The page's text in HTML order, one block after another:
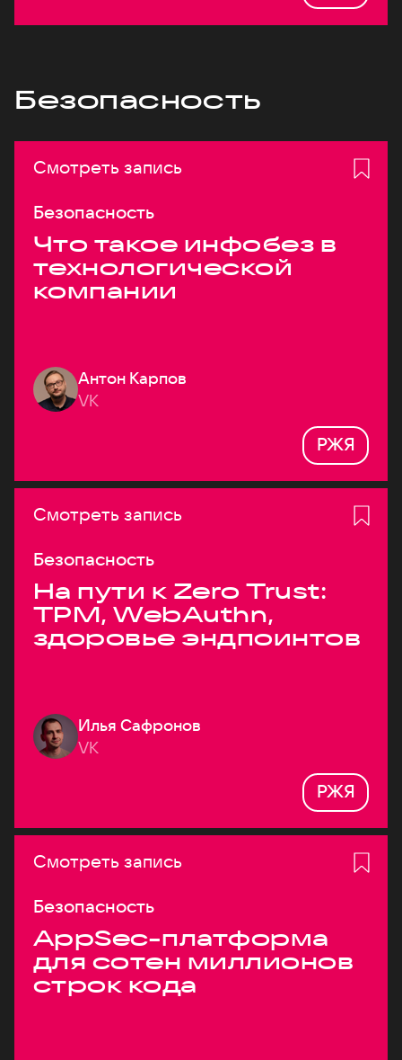
Безопасность
Смотреть запись
Безопасность
Что такое инфобез в
технологической
компании
Антон Карпов
VK
РЖЯ
Смотреть запись
Безопасность
На пути к Zero Trust:
TPM, WebAuthn,
здоровье эндпоинтов
Илья Сафронов
VK
РЖЯ
Смотреть запись
Безопасность
AppSec-платформа
для сотен миллионов
строк кода